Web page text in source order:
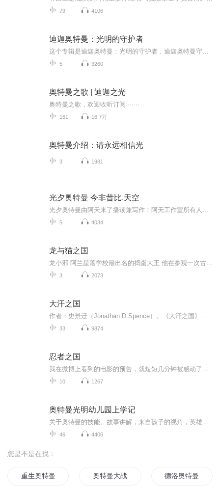
79 4106
迪迦奥特曼：光明的守护者
5 3260
奥特曼之歌 | 迪迦之光
奥特曼之歌，欢迎收听订阅·······
161 16.7万
奥特曼介绍：请永远相信光
3 1981
光夕奥特曼 今非昔比.天空
5 4034
龙与猫之国
3 2073
大汗之国
33 9874
忍者之国
10 1267
奥特曼光明幼儿园上学记
46 4406
您是不是在找：
重生奥特曼之我为梦比 奥特曼大战超人 德洛奥特曼